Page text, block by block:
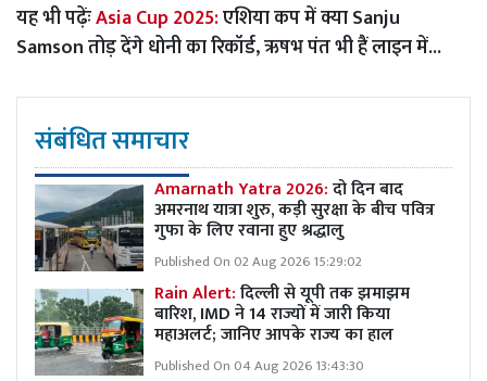
यह भी पढ़ेंःAsia Cup 2025:एशिया कप में क्या Sanju
Samson तोड़ देंगे धोनी का रिकॉर्ड, ऋषभ पंत भी हैं लाइन में...
संबंधित समाचार
Amarnath Yatra 2026:दो दिन बाद
अमरनाथ यात्रा शुरु, कड़ी सुरक्षा के बीच पवित्र
गुफा के लिए रवाना हुए श्रद्धालु
Published On 02 Aug 2026 15:29:02
Rain Alert:दिल्ली से यूपी तक झमाझम
बारिश, IMD ने 14 राज्यों में जारी किया
महाअलर्ट; जानिए आपके राज्य का हाल
Published On 04 Aug 2026 13:43:30